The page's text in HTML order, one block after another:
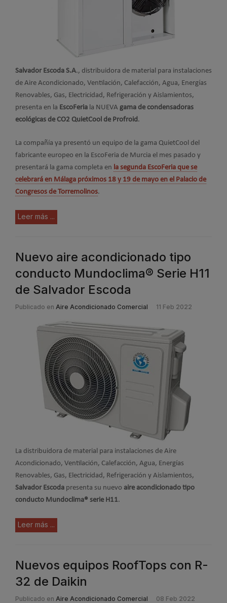
Salvador Escoda S.A., distribuidora de material para instalaciones
de Aire Acondicionado, Ventilación, Calefacción, Agua, Energías
Renovables, Gas, Electricidad, Refrigeración y Aislamientos,
presenta en la EscoFeria la NUEVA gama de condensadoras
ecológicas de CO2 QuietCool de Profroid .
La compañía ya presentó un equipo de la gama QuietCool del
fabricante europeo en la EscoFeria de Murcia el mes pasado y
presentará la gama completa en la segunda EscoFeria que se
celebrará en Málaga próximos 18 y 19 de mayo en el Palacio de
Congresos de Torremolinos.
Leer más ...
Nuevo aire acondicionado tipo
conducto Mundoclima® Serie H11
de Salvador Escoda
Publicado en Aire Acondicionado Comercial 11 Feb 2022
La distribuidora de material para instalaciones de Aire
Acondicionado, Ventilación, Calefacción, Agua, Energías
Renovables, Gas, Electricidad, Refrigeración y Aislamientos,
Salvador Escoda presenta su nuevo aire acondicionado tipo
conducto Mundoclima® serie H11.
Leer más ...
Nuevos equipos RoofTops con R-
32 de Daikin
Publicado en Aire Acondicionado Comercial 08 Feb 2022